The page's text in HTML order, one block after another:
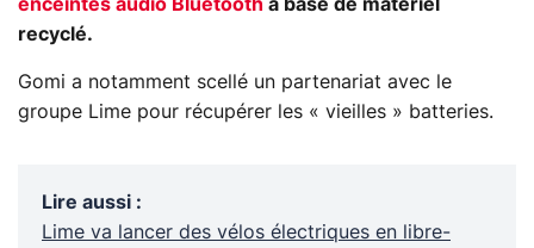
enceintes audio Bluetooth à base de matériel
recyclé.
Gomi a notamment scellé un partenariat avec le
groupe Lime pour récupérer les « vieilles » batteries.
Lire aussi :
Lime va lancer des vélos électriques en libre-